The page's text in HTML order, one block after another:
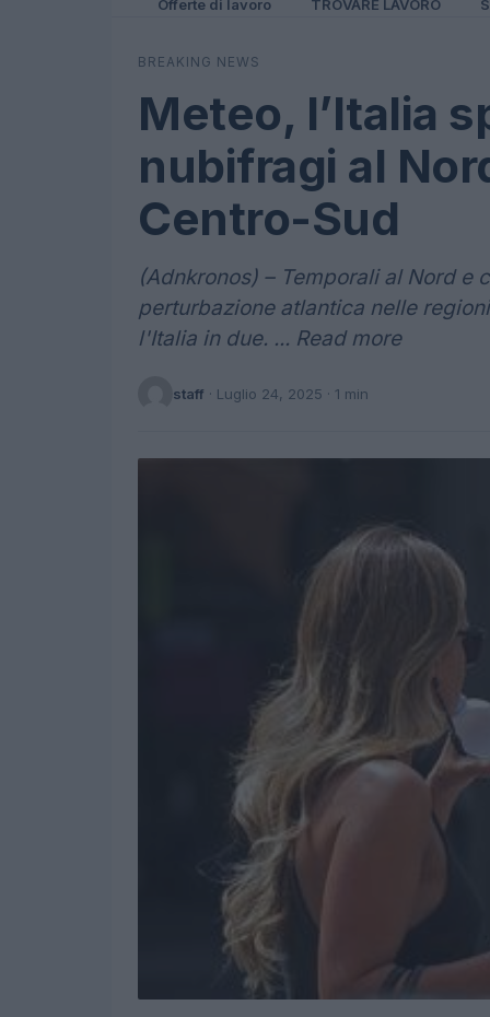
Offerte di lavoro TROVARE LAVORO
BREAKING NEWS
Meteo, l’Italia
nubifragi al
Centro-Sud
(Adnkronos) – Temporali al Nord e
perturbazione atlantica nelle
l'Italia in due. ... Read more
staff · Luglio 24, 2025 · 1 min